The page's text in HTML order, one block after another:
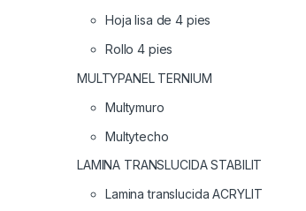
Hoja lisa de 4 pies
Rollo 4 pies
MULTYPANEL TERNIUM
Multymuro
Multytecho
LAMINA TRANSLUCIDA STABILIT
Lamina translucida ACRYLIT